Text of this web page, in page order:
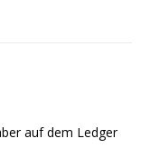
auf dem Ledger